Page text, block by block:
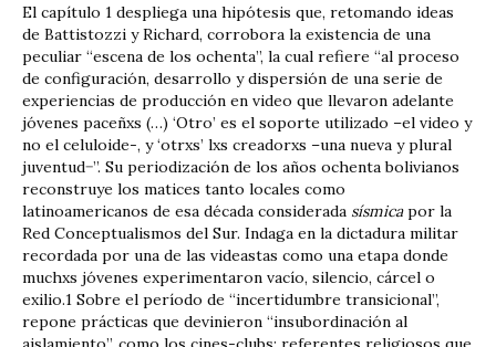
El capítulo 1 despliega una hipótesis que, retomando ideas
de Battistozzi y Richard, corrobora la existencia de una
peculiar “escena de los ochenta”, la cual refiere “al proceso
de configuración, desarrollo y dispersión de una serie de
experiencias de producción en video que llevaron adelante
jóvenes paceñxs (…) ‘Otro’ es el soporte utilizado –el video y
no el celuloide-, y ‘otrxs’ lxs creadorxs –una nueva y plural
juventud−”. Su periodización de los años ochenta bolivianos
reconstruye los matices tanto locales como
latinoamericanos de esa década considerada sísmicapor la
Red Conceptualismos del Sur. Indaga en la dictadura militar
recordada por una de las videastas como una etapa donde
muchxs jóvenes experimentaron vacío, silencio, cárcel o
exilio.1 Sobre el período de “incertidumbre transicional”,
repone prácticas que devinieron “insubordinación al